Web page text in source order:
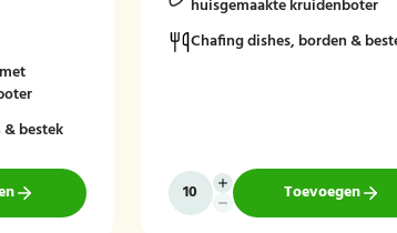
bestek
Mogelijk te bestellen zonder
bestek!Heeft u een voorkeur voor
tijdstip? Vermeld dit gerust bij de
huisgemaakte kruidenboter
Chafing dishes, borden &
Toevoegen